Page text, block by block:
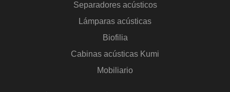
Separadores acústicos
Lámparas acústicas
Biofilia
Cabinas acústicas Kumi
Mobiliario